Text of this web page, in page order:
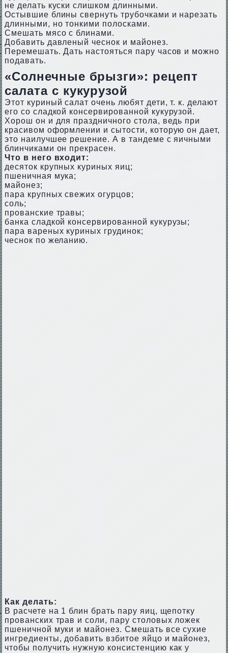
не делать куски слишком длинными.
Остывшие блины свернуть трубочками и нарезать
длинными, но тонкими полосками.
Смешать мясо с блинами.
Добавить давленый чеснок и майонез.
Перемешать. Дать настояться пару часов и можно
подавать.
«Солнечные брызги»: рецепт
салата с кукурузой
Этот куриный салат очень любят дети, т. к. делают
его со сладкой консервированной кукурузой.
Хорош он и для праздничного стола, ведь при
красивом оформлении и сытости, которую он дает,
это наилучшее решение. А в тандеме с яичными
блинчиками он прекрасен.
Что в него входит:
десяток крупных куриных яиц;
пшеничная мука;
майонез;
пара крупных свежих огурцов;
соль;
прованские травы;
банка сладкой консервированной кукурузы;
пара вареных куриных грудинок;
чеснок по желанию.
Как делать:
В расчете на 1 блин брать пару яиц, щепотку
прованских трав и соли, пару столовых ложек
пшеничной муки и майонез. Смешать все сухие
ингредиенты, добавить взбитое яйцо и майонез,
чтобы получить нужную консистенцию как у